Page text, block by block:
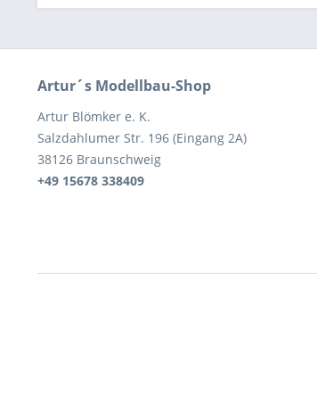
Artur´s Modellbau-Shop
Artur Blömker e. K.
Salzdahlumer Str. 196 (Eingang 2A)
38126 Braunschweig
+49 15678 338409